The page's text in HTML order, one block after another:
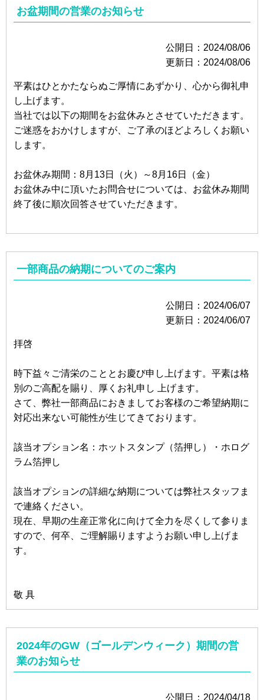
お盆期間の営業のお知らせ
公開日：2024/08/06
更新日：2024/08/06
平素はひとかたならぬご厚情にあずかり、心から御礼申
し上げます。
当社では以下の期間をお盆休みとさせていただきます。
ご迷惑をおかけしますが、ご了承のほどよろしくお願い
します。
お盆休み期間：8月13日（火）～8月16日（金）
お盆休み中に頂いたお問合せについては、お盆休み期間
終了後に順次回答させていただきます。
一部商品の納期についてのご案内
公開日：2024/06/07
更新日：2024/06/07
拝啓
時下益々ご清栄のこととお慶び申し上げます。平素は格
別のご高配を賜り、厚くお礼申し 上げます。
さて、弊社一部商品におきましてお客様のご希望納期に
対応出来ない可能性が生じてきております。
該当オプション名：ホットスタンプ（箔押し）・ホログ
ラム箔押し
該当オプションの詳細な納期については弊社スタッフま
で連絡ください。
現在、早期の生産正常化に向けて全力を尽くして参りま
すので、何卒、ご理解賜りますようお願い申し上げま
す。
敬 具
2024年のGW（ゴールデンウィーク）期間の営
業のお知らせ
公開日：2024/04/18